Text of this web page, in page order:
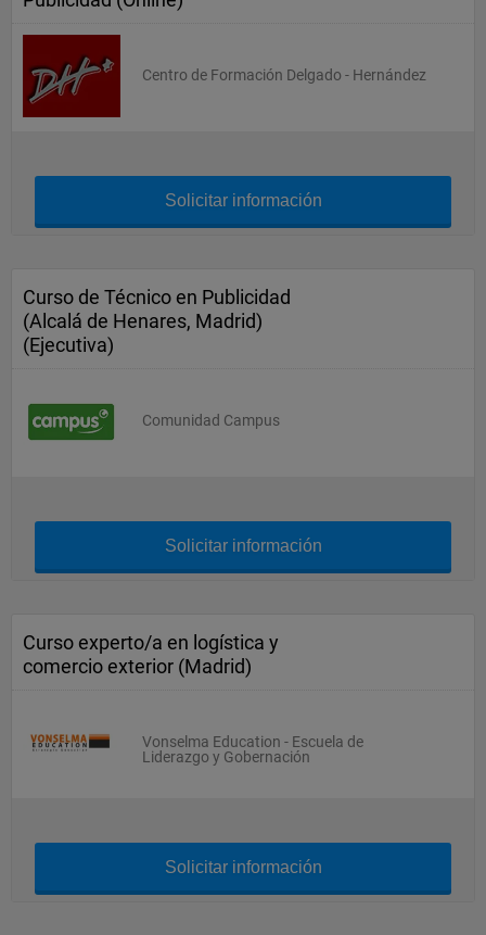
Centro de Formación Delgado - Hernández
Solicitar información
Curso de Técnico en Publicidad
(Alcalá de Henares, Madrid)
(Ejecutiva)
Comunidad Campus
Solicitar información
Curso experto/a en logística y
comercio exterior (Madrid)
Vonselma Education - Escuela de
Liderazgo y Gobernación
Solicitar información